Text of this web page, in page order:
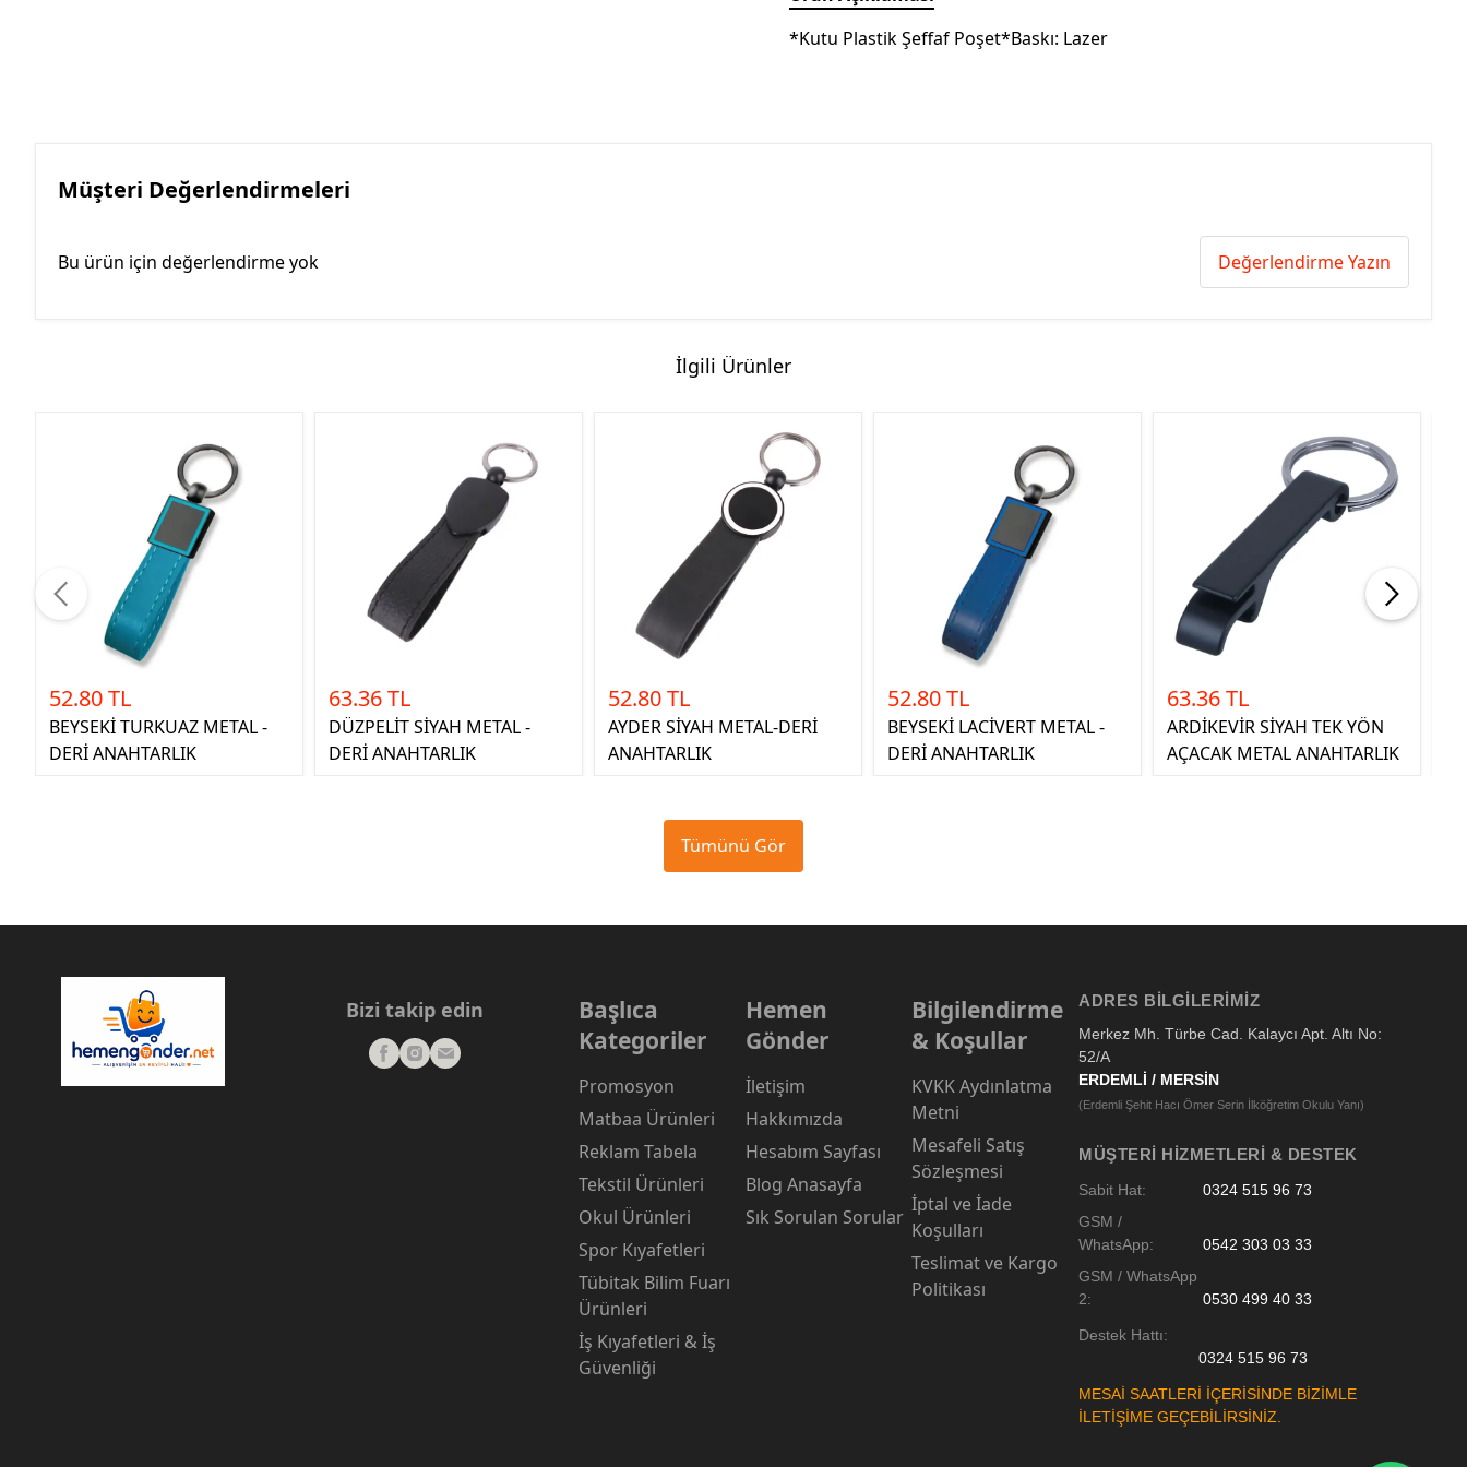
*Kutu Plastik Şeffaf Poşet*Baskı: Lazer
Müşteri Değerlendirmeleri
Bu ürün için değerlendirme yok Değerlendirme Yazın
İlgili Ürünler
52.80 TL
BEYSEKİ TURKUAZ METAL -
DERİ ANAHTARLIK
63.36 TL
DÜZPELİT SİYAH METAL -
DERİ ANAHTARLIK
52.80 TL
AYDER SİYAH METAL-DERİ
ANAHTARLIK
52.80 TL
BEYSEKİ LACİVERT METAL -
DERİ ANAHTARLIK
63.36 TL
ARDİKEVİR SİYAH TEK YÖN
AÇACAK METAL ANAHTARLIK
Tümünü Gör
Bizi takip edin
Başlıca
Kategoriler
Promosyon
Matbaa Ürünleri
Reklam Tabela
Tekstil Ürünleri
Okul Ürünleri
Spor Kıyafetleri
Tübitak Bilim Fuarı
Ürünleri
İş Kıyafetleri & İş
Güvenliği
Hemen
Gönder
İletişim
Hakkımızda
Hesabım Sayfası
Blog Anasayfa
Sık Sorulan Sorular
Bilgilendirme
& Koşullar
KVKK Aydınlatma
Metni
Mesafeli Satış
Sözleşmesi
İptal ve İade
Koşulları
Teslimat ve Kargo
Politikası
ADRES BILGILERIMIZ
Merkez Mh. Türbe Cad. Kalaycı Apt. Altı No:
52/A
ERDEMLİ / MERSİN
(Erdemli Şehit Hacı Ömer Serin İlköğretim Okulu Yanı)
MÜŞTERI HIZMETLERI & DESTEK
Sabit Hat:
0324 515 96 73
GSM /
WhatsApp:
0542 303 03 33
GSM / WhatsApp
2:
0530 499 40 33
Destek Hattı:
0324 515 96 73
MESAİ SAATLERİ İÇERİSİNDE BİZİMLE
İLETİŞİME GEÇEBİLİRSİNİZ.